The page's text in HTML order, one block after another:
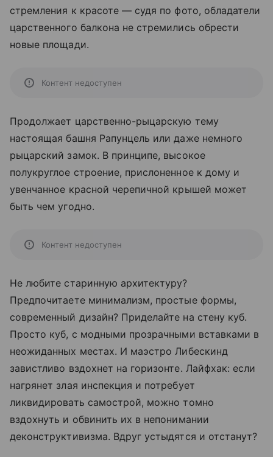
стремления к красоте — судя по фото, обладатели
царственного балкона не стремились обрести
новые площади.
Контент недоступен
Продолжает царственно-рыцарскую тему
настоящая башня Рапунцель или даже немного
рыцарский замок. В принципе, высокое
полукруглое строение, прислоненное к дому и
увенчанное красной черепичной крышей может
быть чем угодно.
Контент недоступен
Не любите старинную архитектуру?
Предпочитаете минимализм, простые формы,
современный дизайн? Приделайте на стену куб.
Просто куб, с модными прозрачными вставками в
неожиданных местах. И маэстро Либескинд
завистливо вздохнет на горизонте. Лайфхак: если
нагрянет злая инспекция и потребует
ликвидировать самострой, можно томно
вздохнуть и обвинить их в непонимании
деконструктивизма. Вдруг устыдятся и отстанут?